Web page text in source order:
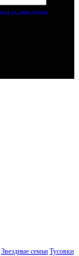
Звездные семьи Тусовки